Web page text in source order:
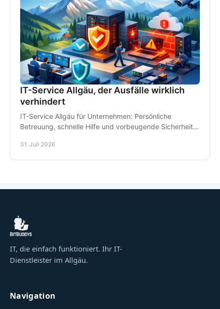
IT-Service Allgäu, der Ausfälle wirklich
verhindert
IT-Service Allgäu für Unternehmen: Persönliche
Betreuung, schnelle Hilfe und vorbeugende Sicherheit
31. Juli 2026
IT, die einfach funktioniert. Ihr IT-
Dienstleister im Allgäu.
Navigation